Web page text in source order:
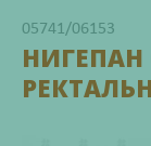
05741/06153